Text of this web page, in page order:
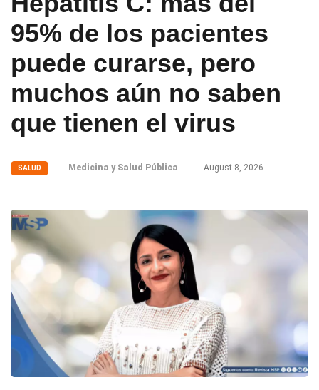
95% de los pacientes
puede curarse, pero
muchos aún no saben
que tienen el virus
SALUD Medicina y Salud Pública August 8, 2026